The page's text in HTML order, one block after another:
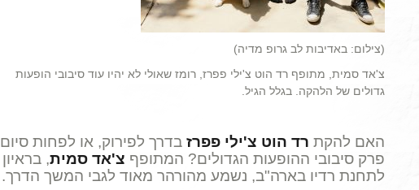
(צילום: באדיבות לב גרופ מדיה)
צ'אד סמית, מתופף רד הוט צ'ילי פפרז, רומז שאולי לא יהיו עוד סיבובי הופעות
גדולים של הלהקה. בגלל הגיל.
האם להקת רד הוט צ'ילי פפרז בדרך לפירוק, או לפחות סיום
פרק סיבובי ההופעות הגדולים? המתופף צ'אד סמית, בראיון
לתחנת רדיו בארה"ב, נשמע מהורהר מאוד לגבי המשך הדרך.